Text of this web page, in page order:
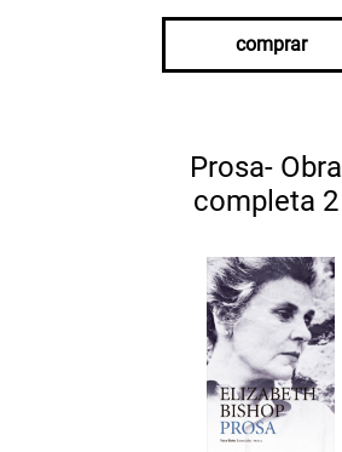
comprar
Prosa- Obra
completa 2